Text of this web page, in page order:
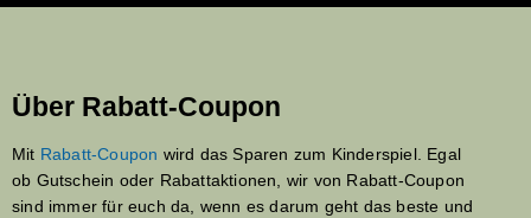
Über Rabatt-Coupon
Mit Rabatt-Coupon wird das Sparen zum Kinderspiel. Egal
ob Gutschein oder Rabattaktionen, wir von Rabatt-Coupon
sind immer für euch da, wenn es darum geht das beste und